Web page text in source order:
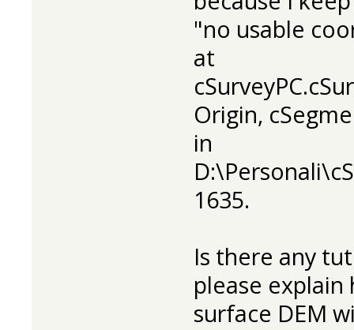
"no usable
at
Origin,
in
1635.
Is there any
please
surface DEM